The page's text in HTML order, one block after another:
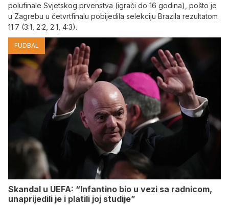
polufinale Svjetskog prvenstva (igrači do 16 godina), pošto je
u Zagrebu u četvrtfinalu pobijedila selekciju Brazila rezultatom
11:7 (3:1, 2:2, 2:1, 4:3).
FUDBAL
Skandal u UEFA: “Infantino bio u vezi sa radnicom,
unaprijedili je i platili joj studije”